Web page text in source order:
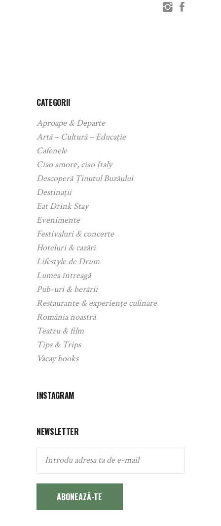
CATEGORII
Aproape & Departe
Artă – Cultură – Educație
Cafenele
Ciao amore, ciao Italy
Descoperă Ținutul Buzăului
Destinații
Eat Drink Stay
Evenimente
Festivaluri & concerte
Hoteluri & cazări
Lifestyle de Drum
Lumea întreagă
Pub-uri & berării
Restaurante & experiențe culinare
România noastră
Teatru & film
Tips & Trips
Vacay books
INSTAGRAM
NEWSLETTER
ABONEAZĂ-TE